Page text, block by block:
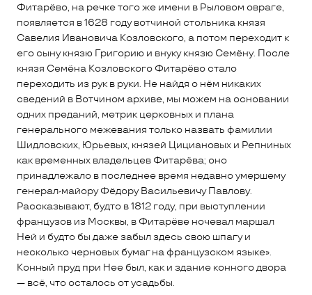
Фитарёво, на речке того же имени в Рыловом овраге,
появляется в 1628 году вотчиной стольника князя
Савелия Ивановича Козловского, а потом переходит к
его сыну князю Григорию и внуку князю Семёну. После
князя Семёна Козловского Фитарёво стало
переходить из рук в руки. Не найдя о нём никаких
сведений в Вотчином архиве, мы можем на основании
одних преданий, метрик церковных и плана
генерального межевания только назвать фамилии
Шидловских, Юрьевых, князей Цициановых и Репниных
как временных владельцев Фитарёва; оно
принадлежало в последнее время недавно умершему
генерал-майору Фёдору Васильевичу Павлову.
Рассказывают, будто в 1812 году, при выступлении
французов из Москвы, в Фитарёве ночевал маршал
Ней и будто бы даже забыл здесь свою шпагу и
несколько черновых бумаг на французском языке».
Конный пруд при Нее был, как и здание конного двора
— всё, что осталось от усадьбы.